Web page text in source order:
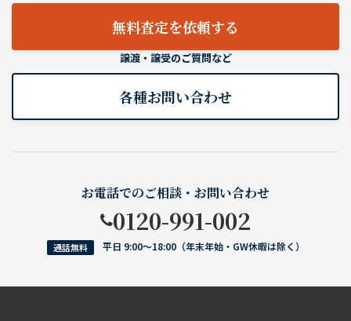
無料査定を依頼する
譲渡・譲受のご質問など
各種お問い合わせ
お電話でのご相談・お問い合わせ
0120-991-002
通話無料 平日 9:00〜18:00（年末年始・GW休暇は除く）